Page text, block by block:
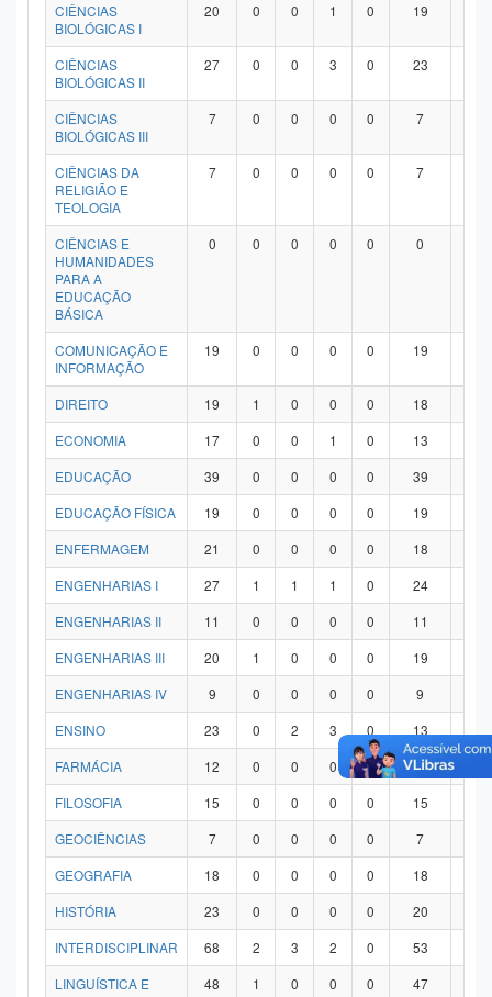
CIÊNCIAS
BIOLÓGICAS I
20 0 0 1 0 19
CIÊNCIAS
BIOLÓGICAS II
27 0 0 3 0 23
CIÊNCIAS
BIOLÓGICAS III
7 0 0 0 0 7
CIÊNCIAS DA
RELIGIÃO E
TEOLOGIA
7 0 0 0 0 7
CIÊNCIAS E
HUMANIDADES
PARA A
EDUCAÇÃO
BÁSICA
0 0 0 0 0 0
COMUNICAÇÃO E
INFORMAÇÃO
19 0 0 0 0 19
DIREITO 19 1 0 0 0 18
ECONOMIA
17 0 0 1 0 13
EDUCAÇÃO
39 0 0 0 0 39
EDUCAÇÃO FÍSICA
19 0 0 0 0 19
ENFERMAGEM
21 0 0 0 0 18
ENGENHARIAS I
27 1 1 1 0 24
ENGENHARIAS II
11 0 0 0 0 11
ENGENHARIAS III
20 1 0 0 0 19
ENGENHARIAS IV
9 0 0 0 0 9
ENSINO
23 0 2 3 0 13
FARMÁCIA
12 0 0 0 0 12
FILOSOFIA
15 0 0 0 0 15
GEOCIÊNCIAS
7 0 0 0 0 7
GEOGRAFIA
18 0 0 0 0 18
HISTÓRIA
23 0 0 0 0 20
INTERDISCIPLINAR
68 2 3 2 0 53
LINGUÍSTICA E
48 1 0 0 0 47